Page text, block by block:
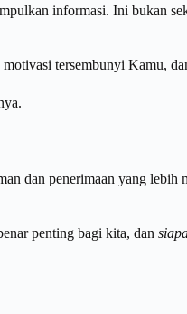
informasi. Ini bukan
tersembunyi Kamu,
dan penerimaan yang
penting bagi kita, dan